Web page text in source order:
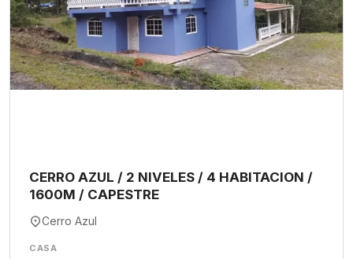
CERRO AZUL / 2 NIVELES / 4 HABITACION /
1600M / CAPESTRE
Cerro Azul
CASA